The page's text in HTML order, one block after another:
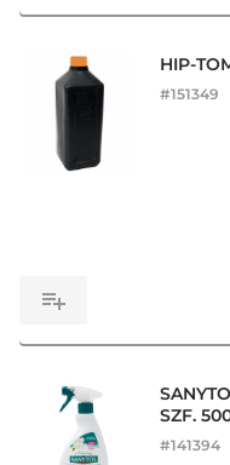
HIP-
#151349
SZF.
#141394